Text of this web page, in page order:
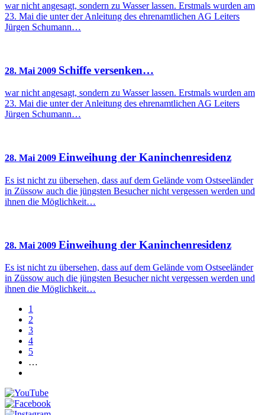
war nicht angesagt, sondern zu Wasser lassen. Erstmals wurden am
23. Mai die unter der Anleitung des ehrenamtlichen AG Leiters
Jürgen Schumann…
28. Mai 2009 Schiffe versenken…
war nicht angesagt, sondern zu Wasser lassen. Erstmals wurden am
23. Mai die unter der Anleitung des ehrenamtlichen AG Leiters
Jürgen Schumann…
28. Mai 2009 Einweihung der Kaninchenresidenz
Es ist nicht zu übersehen, dass auf dem Gelände vom Ostseeländer
in Züssow auch die jüngsten Besucher nicht vergessen werden und
ihnen die Möglichkeit…
28. Mai 2009 Einweihung der Kaninchenresidenz
Es ist nicht zu übersehen, dass auf dem Gelände vom Ostseeländer
in Züssow auch die jüngsten Besucher nicht vergessen werden und
ihnen die Möglichkeit…
1
2
3
4
5
…